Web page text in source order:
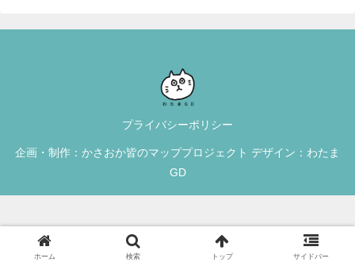
プライバシーポリシー
企画・制作：かさおか皆のマッププロジェクト デザイン：わたま
GD
ホーム 検索 トップ サイドバー